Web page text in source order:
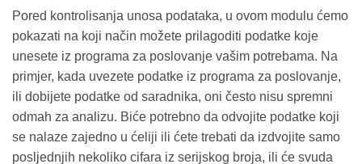
Pored kontrolisanja unosa podataka, u ovom modulu ćemo
pokazati na koji način možete prilagoditi podatke koje
unesete iz programa za poslovanje vašim potrebama. Na
primjer, kada uvezete podatke iz programa za poslovanje,
ili dobijete podatke od saradnika, oni često nisu spremni
odmah za analizu. Biće potrebno da odvojite podatke koji
se nalaze zajedno u ćeliji ili ćete trebati da izdvojite samo
posljednjih nekoliko cifara iz serijskog broja, ili će svuda